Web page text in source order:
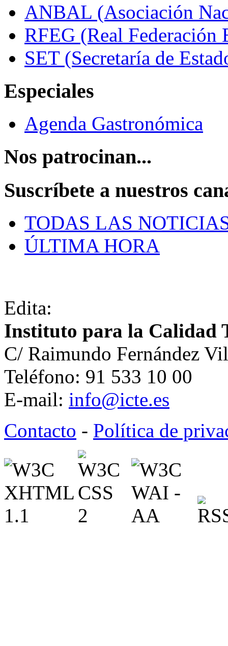
ANBAL (Asociación
RFEG (Real Federación
SET (Secretaría de
Especiales
Agenda Gastronómica
Nos patrocinan...
Suscríbete a nuestros
TODAS LAS
ÚLTIMA HORA
Edita:
Instituto para la Calidad
C/ Raimundo Fernández
Teléfono: 91 533 10 00
E-mail: info@icte.es
Contacto - Política de